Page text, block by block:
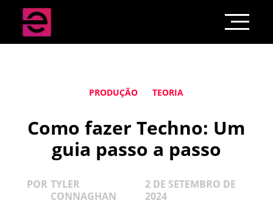
PRODUÇÃO TEORIA
Como fazer Techno: Um
guia passo a passo
POR TYLER
CONNAGHAN
2 DE SETEMBRO DE
2024